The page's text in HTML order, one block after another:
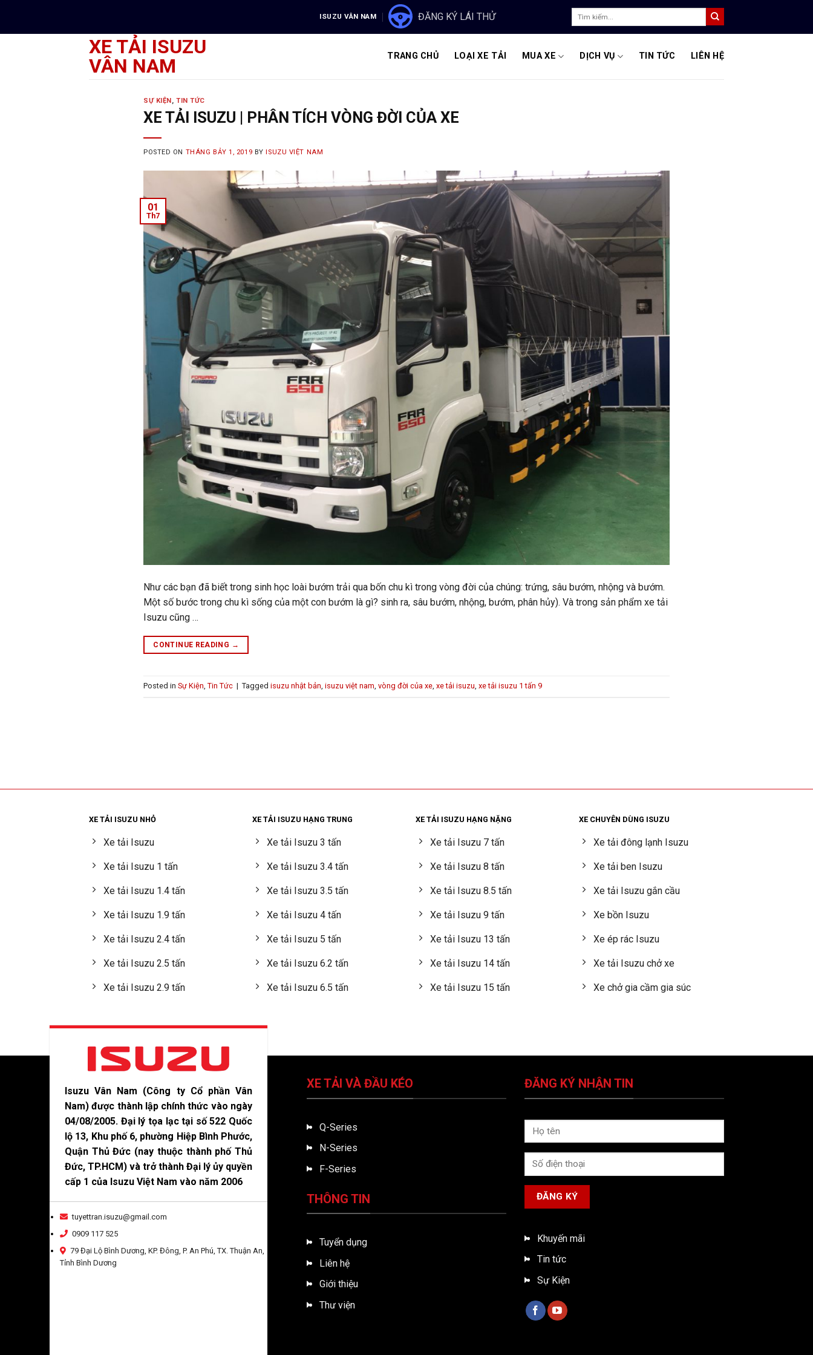
content
ISUZU VÂN NAM ĐĂNG KÝ LÁI THỬ
XE TẢI ISUZU
VÂN NAM
TRANG CHỦ LOẠI XE TẢI MUA XE DỊCH VỤ TIN TỨC LIÊN HỆ
SỰ KIỆN,TIN TỨC
XE TẢI ISUZU | PHÂN TÍCH VÒNG ĐỜI CỦA XE
POSTED ON THÁNG BẢY 1, 2019 BYISUZU VIỆT NAM
01
Th7
Như các bạn đã biết trong sinh học loài bướm trải qua bốn chu kì trong vòng đời của chúng: trứng, sâu bướm, nhộng và bướm.
Một số bước trong chu kì sống của một con bướm là gì? sinh ra, sâu bướm, nhộng, bướm, phân hủy). Và trong sản phẩm xe tải
Isuzu cũng …
CONTINUE READING →
Posted in Sự Kiện, Tin Tức | Tagged isuzu nhật bản, isuzu việt nam, vòng đời của xe, xe tải isuzu, xe tải isuzu 1 tấn 9
XE TẢI ISUZU NHỎ
Xe tải Isuzu
Xe tải Isuzu 1 tấn
Xe tải Isuzu 1.4 tấn
Xe tải Isuzu 1.9 tấn
Xe tải Isuzu 2.4 tấn
Xe tải Isuzu 2.5 tấn
Xe tải Isuzu 2.9 tấn
XE TẢI ISUZU HẠNG TRUNG
Xe tải Isuzu 3 tấn
Xe tải Isuzu 3.4 tấn
Xe tải Isuzu 3.5 tấn
Xe tải Isuzu 4 tấn
Xe tải Isuzu 5 tấn
Xe tải Isuzu 6.2 tấn
Xe tải Isuzu 6.5 tấn
XE TẢI ISUZU HẠNG NẶNG
Xe tải Isuzu 7 tấn
Xe tải Isuzu 8 tấn
Xe tải Isuzu 8.5 tấn
Xe tải Isuzu 9 tấn
Xe tải Isuzu 13 tấn
Xe tải Isuzu 14 tấn
Xe tải Isuzu 15 tấn
XE CHUYÊN DÙNG ISUZU
Xe tải đông lạnh Isuzu
Xe tải ben Isuzu
Xe tải Isuzu gắn cầu
Xe bồn Isuzu
Xe ép rác Isuzu
Xe tải Isuzu chở xe
Xe chở gia cầm gia súc
Isuzu Vân Nam (Công ty Cổ phần Vân
Nam) được thành lập chính thức vào ngày
04/08/2005. Đại lý tọa lạc tại số 522 Quốc
lộ 13, Khu phố 6, phường Hiệp Bình Phước,
Quận Thủ Đức (nay thuộc thành phố Thủ
Đức, TP.HCM) và trở thành Đại lý ủy quyền
cấp 1 của Isuzu Việt Nam vào năm 2006
tuyettran.isuzu@gmail.com
0909 117 525
79 Đại Lộ Bình Dương, KP. Đông, P. An Phú, TX. Thuận An,
Tỉnh Bình Dương
XE TẢI VÀ ĐẦU KÉO
Q-Series
N-Series
F-Series
THÔNG TIN
Tuyển dụng
Liên hệ
Giới thiệu
Thư viện
ĐĂNG KÝ NHẬN TIN
Khuyến mãi
Tin tức
Sự Kiện